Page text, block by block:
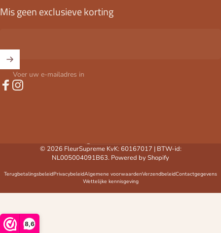
8,6
Mis geen exclusieve korting
Voer uw e-mailadres in
© 2026 FleurSupreme KvK: 60167017 | BTW-id:
NL005004091B63. Powered by Shopify
TerugbetalingsbeleidPrivacybeleidAlgemene voorwaardenVerzendbeleidContactgegevens
Wettelijke kennisgeving
Land/regio